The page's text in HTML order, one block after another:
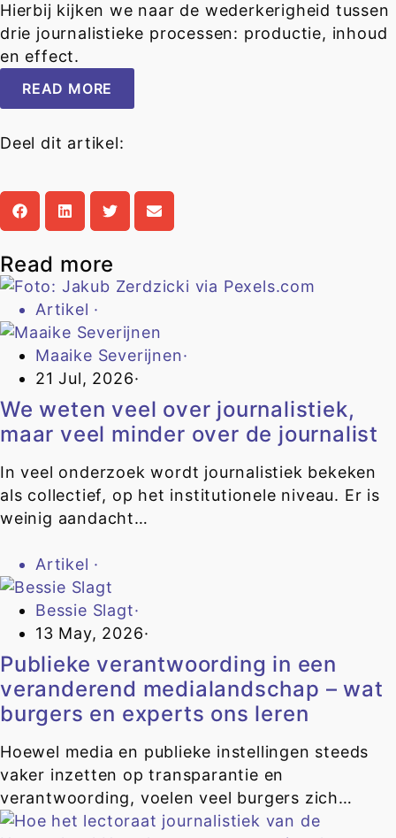
Hierbij kijken we naar de wederkerigheid tussen
drie journalistieke processen: productie, inhoud
en effect.
READ MORE
Deel dit artikel:
Read more
Artikel ·
Maaike Severijnen·
21 Jul, 2026·
We weten veel over journalistiek,
maar veel minder over de journalist
In veel onderzoek wordt journalistiek bekeken
als collectief, op het institutionele niveau. Er is
weinig aandacht…
Artikel ·
Bessie Slagt·
13 May, 2026·
Publieke verantwoording in een
veranderend medialandschap – wat
burgers en experts ons leren
Hoewel media en publieke instellingen steeds
vaker inzetten op transparantie en
verantwoording, voelen veel burgers zich…